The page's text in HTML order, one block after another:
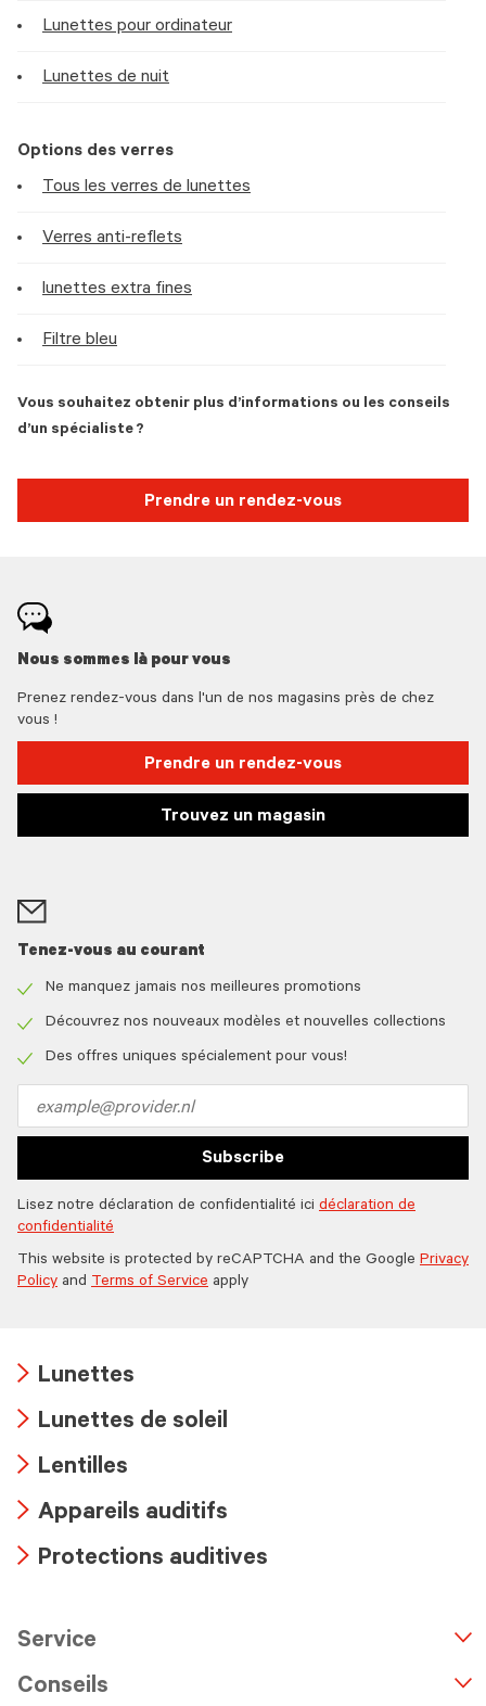
Lunettes pour ordinateur
Lunettes de nuit
Options des verres
Tous les verres de lunettes
Verres anti-reflets
lunettes extra fines
Filtre bleu
Vous souhaitez obtenir plus d’informations ou les conseils
d’un spécialiste ?
Prendre un rendez-vous
Nous sommes là pour vous
Prenez rendez-vous dans l'un de nos magasins près de chez
vous !
Prendre un rendez-vous
Trouvez un magasin
Tenez-vous au courant
icon
Ne manquez jamais nos meilleures promotions
icon
Découvrez nos nouveaux modèles et nouvelles collections
Des offres uniques spécialement pour vous!
address
Subscribe
Lisez notre déclaration de confidentialité ici déclaration de
confidentialité
This website is protected by reCAPTCHA and the Google Privacy
Policy and Terms of Service apply
icon
Lunettes
icon
Lunettes de soleil
icon
Lentilles
icon
Appareils auditifs
Protections auditives
Service
Conseils